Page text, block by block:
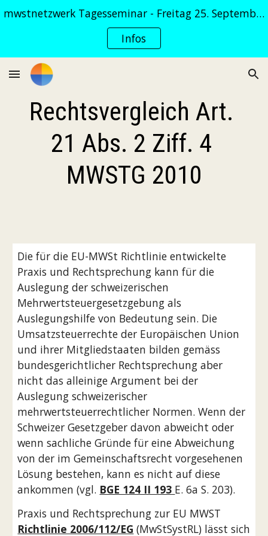
Skip to main content Skip to navigation
mwstnetzwerk Tagesseminar - Freitag 25. September 2026
Infos
Rechtsvergleich ‎Art.
21 Abs. 2 Ziff. 4
MWSTG 2010
Die für die EU-MWSt Richtlinie entwickelte
Praxis und Rechtsprechung kann für die
Auslegung der schweizerischen
Mehrwertsteuergesetzgebung als
Auslegungshilfe von Bedeutung sein. Die
Umsatzsteuerrechte der Europäischen Union
und ihrer Mitgliedstaaten bilden gemäss
bundesgerichtlicher Rechtsprechung aber
nicht das alleinige Argument bei der
Auslegung schweizerischer
mehrwertsteuerrechtlicher Normen. Wenn der
Schweizer Gesetzgeber davon abweicht oder
wenn sachliche Gründe für eine Abweichung
von der im Gemeinschaftsrecht vorgesehenen
Lösung bestehen, kann es nicht auf diese
ankommen (vgl. BGE 124 II 193 E. 6a S. 203).
Richtlinie 2006/112/EG (MwStSystRL) lässt sich